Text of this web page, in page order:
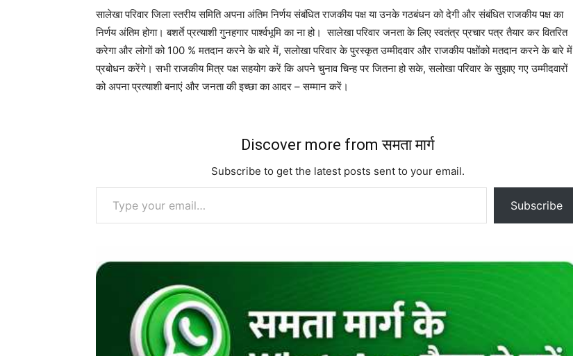
सालेखा परिवार जिला स्तरीय समिति अपना अंतिम निर्णय संबंधित राजकीय पक्ष या उनके गठबंधन को देगी और संबंधित राजकीय पक्ष का
निर्णय अंतिम होगा। बशर्ते प्रत्याशी गुनहगार पार्श्वभूमि का ना हो। सालेखा परिवार जनता के लिए स्वतंत्र प्रचार पत्र तैयार कर वितरित
करेगा और लोगों को 100 % मतदान करने के बारे में, सलोखा परिवार के पुरस्कृत उम्मीदवार और राजकीय पक्षोंको मतदान करने के बारे में
प्रबोधन करेंगे। सभी राजकीय मित्र पक्ष सहयोग करें कि अपने चुनाव चिन्ह पर जितना हो सके, सलोखा परिवार के सुझाए गए उम्मीदवारों
को अपना प्रत्याशी बनाएं और जनता की इच्छा का आदर – सम्मान करें।
Discover more from समता मार्ग
Subscribe to get the latest posts sent to your email.
Type your email…
Subscribe